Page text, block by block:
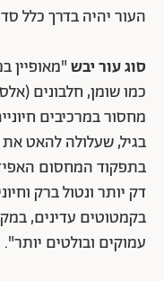
העור יהיה בדרך כלל
סוג עור יבש"מאופיין
כמו שומן, חלבונים
מחסור במרכיבים
בגיל, שעלולה להאט
בתפקוד המחסום
דק יותר ונטול ברק
בקמטוטים עדינים,
עמוקים ובולטים יותר".